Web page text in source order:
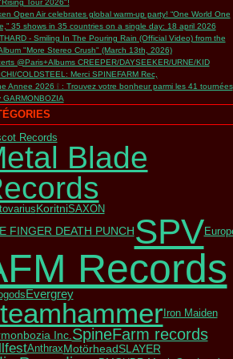
Tour 2026"!
Open Air celebrates global warm-up party! “One World One
35 shows in 35 countries on a single day: 18 april 2026
- Smiling In The Pouring Rain (Official Video) from the
"More Stereo Crush" (March 13th, 2026)
@Paris+Albums CREEPER/DAYSEEKER/URNE/KID
COLDSTEEL: Merci SPINEFARM Rec,
Annee 2026 ❕ : Trouvez votre bonheur parmi les 41 tournées
GARMONBOZIA
Records
Blade
KoritniSAXON
FINGER DEATH PUNCHSPV
Records
Evergrey
Iron Maiden
Inc. SpineFarm records
AnthraxMotörheadSLAYER